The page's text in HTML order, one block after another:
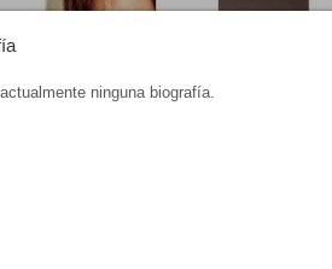
ninguna biografía.